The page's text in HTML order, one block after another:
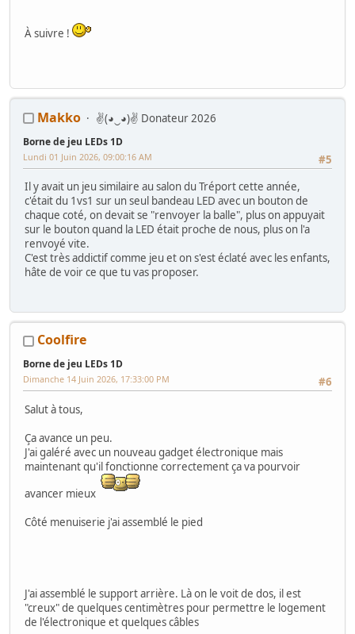
À suivre !
Makko ✌(◕‿◕)✌ Donateur 2026
Borne de jeu LEDs 1D
#5
Lundi 01 Juin 2026, 09:00:16 AM
Il y avait un jeu similaire au salon du Tréport cette année,
c'était du 1vs1 sur un seul bandeau LED avec un bouton de
chaque coté, on devait se "renvoyer la balle", plus on appuyait
sur le bouton quand la LED était proche de nous, plus on l'a
renvoyé vite.
C'est très addictif comme jeu et on s'est éclaté avec les enfants,
hâte de voir ce que tu vas proposer.
Coolfire
Borne de jeu LEDs 1D
#6
Dimanche 14 Juin 2026, 17:33:00 PM
Salut à tous,
Ça avance un peu.
J'ai galéré avec un nouveau gadget électronique mais
maintenant qu'il fonctionne correctement ça va pourvoir
avancer mieux
Côté menuiserie j'ai assemblé le pied
J'ai assemblé le support arrière. Là on le voit de dos, il est
"creux" de quelques centimètres pour permettre le logement
de l'électronique et quelques câbles